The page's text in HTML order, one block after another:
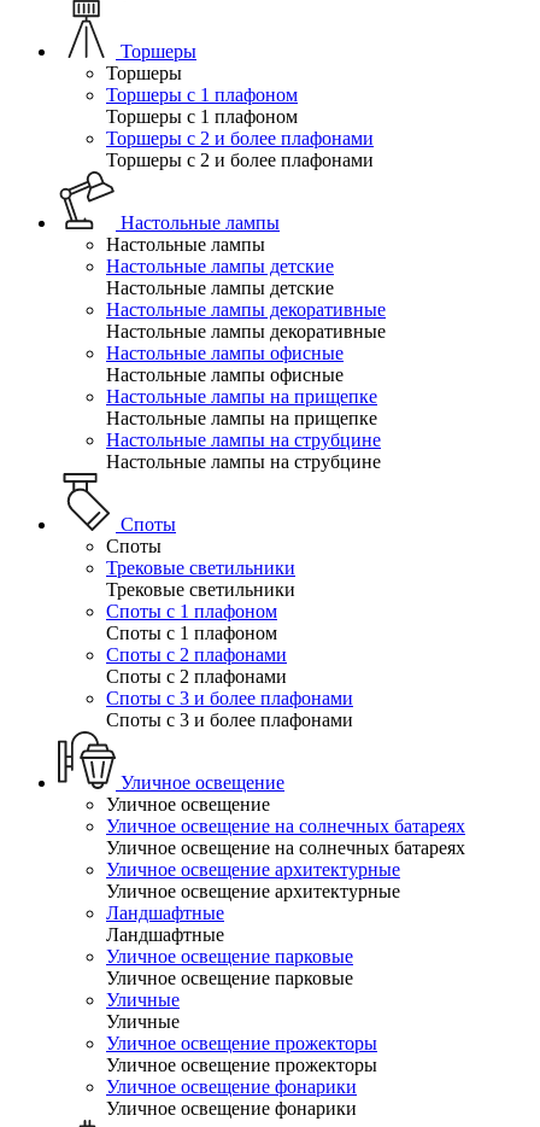
Торшеры
Торшеры
Торшеры с 1 плафоном
Торшеры с 1 плафоном
Торшеры с 2 и более плафонами
Торшеры с 2 и более плафонами
Настольные лампы
Настольные лампы
Настольные лампы детские
Настольные лампы детские
Настольные лампы декоративные
Настольные лампы декоративные
Настольные лампы офисные
Настольные лампы офисные
Настольные лампы на прищепке
Настольные лампы на прищепке
Настольные лампы на струбцине
Настольные лампы на струбцине
Споты
Споты
Трековые светильники
Трековые светильники
Споты с 1 плафоном
Споты с 1 плафоном
Споты с 2 плафонами
Споты с 2 плафонами
Споты с 3 и более плафонами
Споты с 3 и более плафонами
Уличное освещение
Уличное освещение
Уличное освещение на солнечных батареях
Уличное освещение на солнечных батареях
Уличное освещение архитектурные
Уличное освещение архитектурные
Ландшафтные
Ландшафтные
Уличное освещение парковые
Уличное освещение парковые
Уличные
Уличные
Уличное освещение прожекторы
Уличное освещение прожекторы
Уличное освещение фонарики
Уличное освещение фонарики